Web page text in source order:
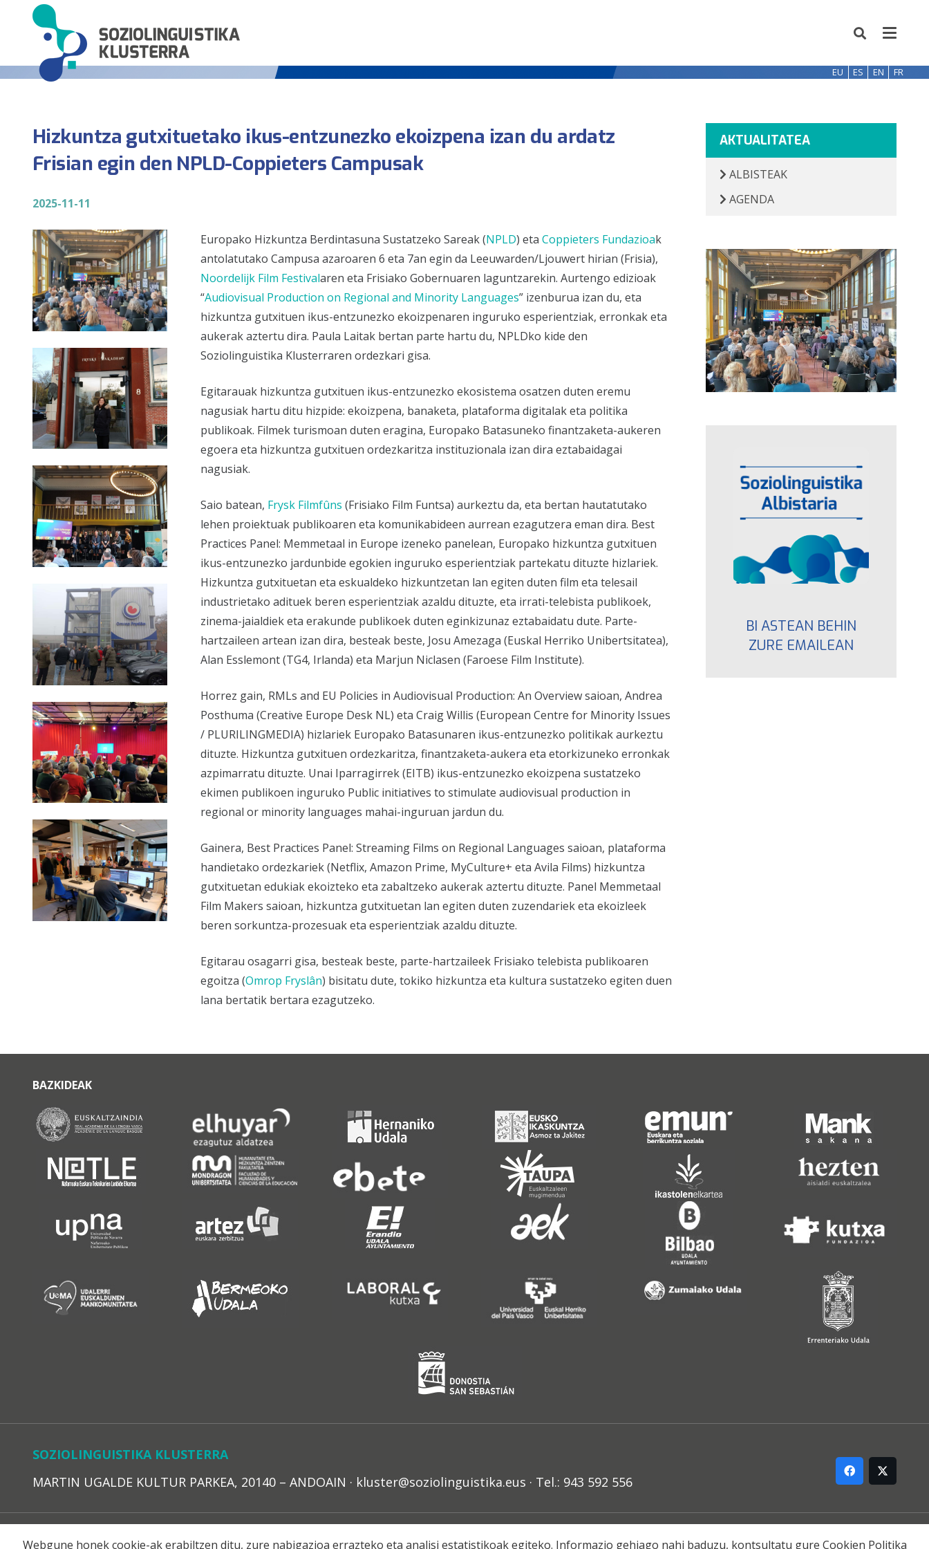
EU ES EN FR
Hizkuntza gutxituetako ikus-entzunezko ekoizpena izan du ardatz
Frisian egin den NPLD-Coppieters Campusak
2025-11-11
Europako Hizkuntza Berdintasuna Sustatzeko Sareak (NPLD) etaCoppieters Fundazioak
antolatutako Campusa azaroaren 6 eta 7an egin da Leeuwarden/Ljouwert hirian (Frisia),
Noordelijk Film Festivalaren eta Frisiako Gobernuaren laguntzarekin. Aurtengo edizioak
“Audiovisual Production on Regional and Minority Languages” izenburua izan du, eta
hizkuntza gutxituen ikus-entzunezko ekoizpenaren inguruko esperientziak, erronkak eta
aukerak aztertu dira. Paula Laitak bertan parte hartu du, NPLDko kide den
Soziolinguistika Klusterraren ordezkari gisa.
Egitarauak hizkuntza gutxituen ikus-entzunezko ekosistema osatzen duten eremu
nagusiak hartu ditu hizpide: ekoizpena, banaketa, plataforma digitalak eta politika
publikoak. Filmek turismoan duten eragina, Europako Batasuneko finantzaketa-aukeren
egoera eta hizkuntza gutxituen ordezkaritza instituzionala izan dira eztabaidagai
nagusiak.
Saio batean, Frysk Filmfûns (Frisiako Film Funtsa) aurkeztu da, eta bertan hautatutako
lehen proiektuak publikoaren eta komunikabideen aurrean ezagutzera eman dira. Best
Practices Panel: Memmetaal in Europe izeneko panelean, Europako hizkuntza gutxituen
ikus-entzunezko jardunbide egokien inguruko esperientziak partekatu dituzte hizlariek.
Hizkuntza gutxituetan eta eskualdeko hizkuntzetan lan egiten duten film eta telesail
industrietako adituek beren esperientziak azaldu dituzte, eta irrati-telebista publikoek,
zinema-jaialdiek eta erakunde publikoek duten eginkizunaz eztabaidatu dute. Parte-
hartzaileen artean izan dira, besteak beste, Josu Amezaga (Euskal Herriko Unibertsitatea),
Alan Esslemont (TG4, Irlanda) eta Marjun Niclasen (Faroese Film Institute).
Horrez gain, RMLs and EU Policies in Audiovisual Production: An Overviewsaioan, Andrea
Posthuma (Creative Europe Desk NL) eta Craig Willis (European Centre for Minority Issues
/ PLURILINGMEDIA) hizlariek Europako Batasunaren ikus-entzunezko politikak aurkeztu
dituzte. Hizkuntza gutxituen ordezkaritza, finantzaketa-aukera eta etorkizuneko erronkak
azpimarratu dituzte. Unai Iparragirrek (EITB) ikus-entzunezko ekoizpena sustatzeko
ekimen publikoen inguruko Public initiatives to stimulate audiovisual production in
regional or minority languages mahai-inguruan jardun du.
Gainera, Best Practices Panel: Streaming Films on Regional Languages saioan, plataforma
handietako ordezkariek (Netflix, Amazon Prime, MyCulture+ eta Avila Films) hizkuntza
gutxituetan edukiak ekoizteko eta zabaltzeko aukerak aztertu dituzte. Panel Memmetaal
Film Makers saioan, hizkuntza gutxituetan lan egiten duten zuzendariek eta ekoizleek
beren sorkuntza-prozesuak eta esperientziak azaldu dituzte.
Egitarau osagarri gisa, besteak beste, parte-hartzaileek Frisiako telebista publikoaren
egoitza (Omrop Fryslân) bisitatu dute, tokiko hizkuntza eta kultura sustatzeko egiten duen
lana bertatik bertara ezagutzeko.
AKTUALITATEA
ALBISTEAK
AGENDA
BI ASTEAN BEHIN
ZURE EMAILEAN
BAZKIDEAK
SOZIOLINGUISTIKA KLUSTERRA
MARTIN UGALDE KULTUR PARKEA, 20140 – ANDOAIN · kluster@soziolinguistika.eus · Tel.: 943 592 556
Webgune honek cookie-ak erabiltzen ditu, zure nabigazioa errazteko eta analisi estatistikoak egiteko. Informazio gehiago nahi baduzu, kontsultatu gure Cookien Politika